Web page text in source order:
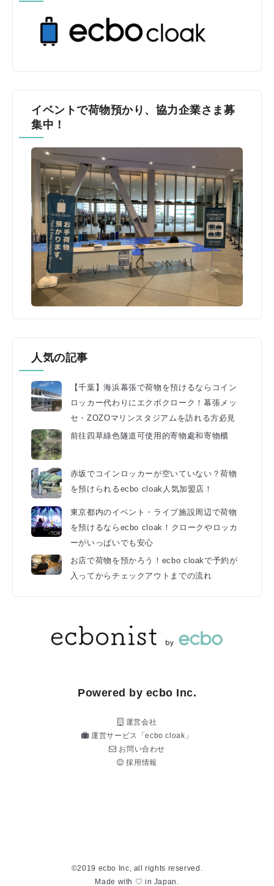
イベントで荷物預かり、協力企業さま募
集中！
人気の記事
【千葉】海浜幕張で荷物を預けるならコイン
ロッカー代わりにエクボクローク！幕張メッ
セ・ZOZOマリンスタジアムを訪れる方必見
前往四草綠色隧道可使用的寄物處和寄物櫃
赤坂でコインロッカーが空いていない？荷物
を預けられるecbo cloak人気加盟店！
東京都内のイベント・ライブ施設周辺で荷物
を預けるならecbo cloak！クロークやロッカ
ーがいっぱいでも安心
お店で荷物を預かろう！ecbo cloakで予約が
入ってからチェックアウトまでの流れ
Powered by ecbo Inc.
運営会社
運営サービス「ecbo cloak」
お問い合わせ
採用情報
©2019 ecbo Inc, all rights reserved.
Made with ♡ in Japan.